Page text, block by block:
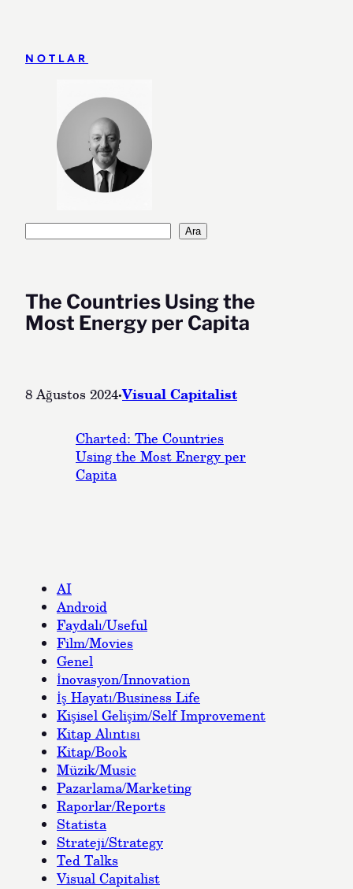
NOTLAR
Ara
The Countries Using the
Most Energy per Capita
8 Ağustos 2024·Visual Capitalist
Charted: The Countries
Using the Most Energy per
Capita
AI
Android
Faydalı/Useful
Film/Movies
Genel
İnovasyon/Innovation
İş Hayatı/Business Life
Kişisel Gelişim/Self Improvement
Kitap Alıntısı
Kitap/Book
Müzik/Music
Pazarlama/Marketing
Raporlar/Reports
Statista
Strateji/Strategy
Ted Talks
Visual Capitalist